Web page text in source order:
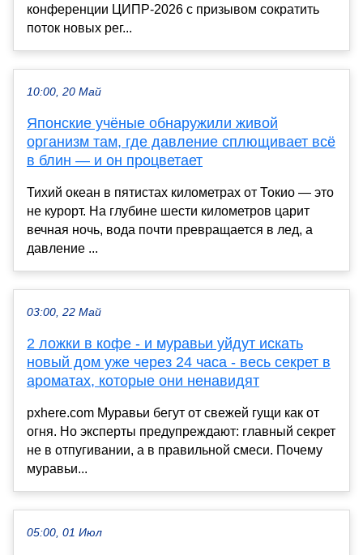
конференции ЦИПР-2026 с призывом сократить
поток новых рег...
10:00, 20 Май
Японские учёные обнаружили живой
организм там, где давление сплющивает всё
в блин — и он процветает
Тихий океан в пятистах километрах от Токио — это
не курорт. На глубине шести километров царит
вечная ночь, вода почти превращается в лед, а
давление ...
03:00, 22 Май
2 ложки в кофе - и муравьи уйдут искать
новый дом уже через 24 часа - весь секрет в
ароматах, которые они ненавидят
pxhere.com Муравьи бегут от свежей гущи как от
огня. Но эксперты предупреждают: главный секрет
не в отпугивании, а в правильной смеси. Почему
муравьи...
05:00, 01 Июл